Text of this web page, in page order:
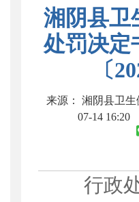
湘阴县卫
处罚决定
〔
来源： 湘阴县卫生
07-14 16:20
行政